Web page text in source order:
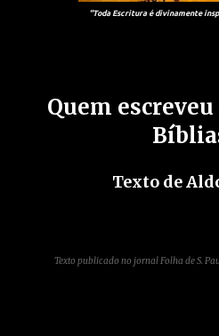
"Toda Escritura é divinamente
Quem
Texto de
Texto publicado no jornal Folha de S.